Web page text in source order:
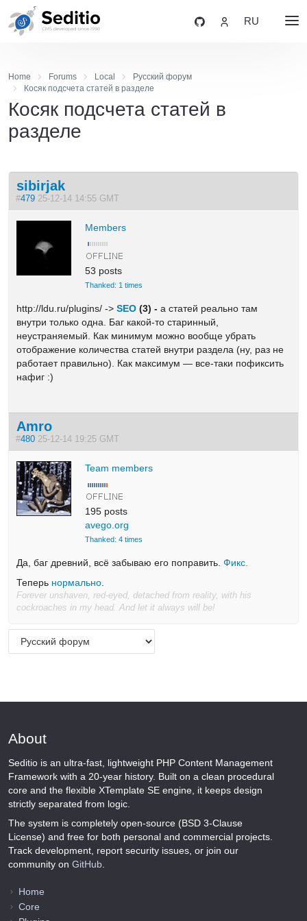
RU
Home Forums Local
Русский форум
Косяк подсчета статей в разделе
Косяк подсчета статей в
разделе
sibirjak
#479 25-12-14 14:55 GMT
Members
53 posts
Thanked: 1 times
http://ldu.ru/plugins/ ->SEO (3) -а статей реально там
внутри только одна. Баг какой-то старинный,
неустраняемый. Как минимум можно вообще убрать
отображение количества статей внутри раздела (ну, раз не
работает правильно). Как максимум — все-таки пофиксить
нафиг :)
Amro
#480 25-12-14 19:25 GMT
Team members
195 posts
avego.org
Thanked: 4 times
Да, баг древний, всё забываю его поправить.Фикс.
Теперь нормально
Forever unshaven, red-eyed, detached from reality, with his
cockroaches in my head. And let it always will be!
About
Seditio is an ultra-fast, lightweight PHP Content Management
Framework with a 20-year history. Built on a clean procedural
core and the flexible XTemplate SE engine, it keeps design
strictly separated from logic.
The system is completely open-source (BSD 3-Clause
License) and free for both personal and commercial projects.
Track development, report security issues, or join our
community on GitHub.
Home
Core